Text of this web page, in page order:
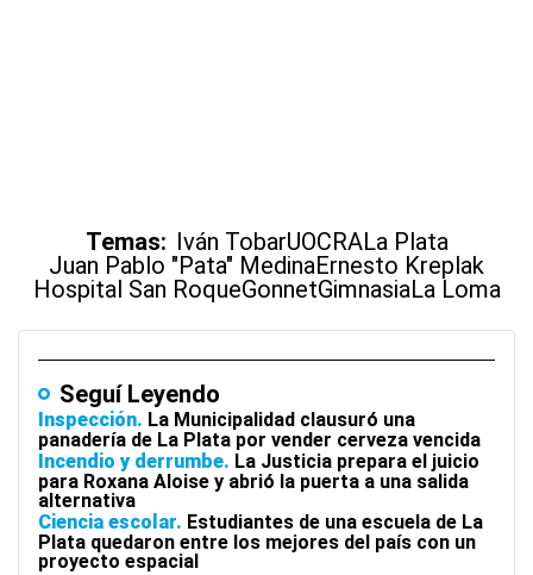
Temas: Iván TobarUOCRALa Plata
Juan Pablo "Pata" MedinaErnesto Kreplak
Hospital San RoqueGonnetGimnasiaLa Loma
Seguí Leyendo
Inspección La Municipalidad clausuró una
panadería de La Plata por vender cerveza vencida
Incendio y derrumbe La Justicia prepara el juicio
para Roxana Aloise y abrió la puerta a una salida
alternativa
Ciencia escolar Estudiantes de una escuela de La
Plata quedaron entre los mejores del país con un
proyecto espacial